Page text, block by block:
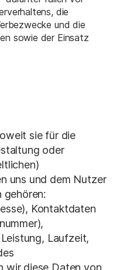
die
und die
sowie der Einsatz
sie für die
oder
uns und dem Nutzer
gehören:
Kontaktdaten
Laufzeit,
wir diese Daten von